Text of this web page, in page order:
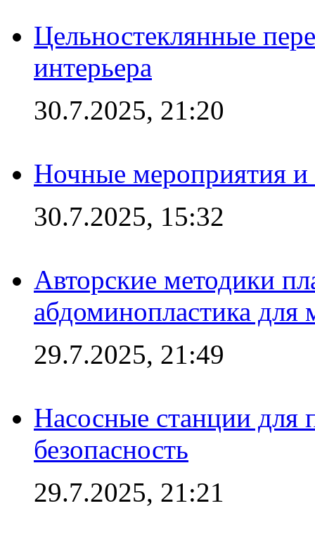
Цельностеклянные
интерьера
30.7.2025, 21:20
Ночные мероприятия и
30.7.2025, 15:32
Авторские методики
абдоминопластика для
29.7.2025, 21:49
Насосные станции для
безопасность
29.7.2025, 21:21